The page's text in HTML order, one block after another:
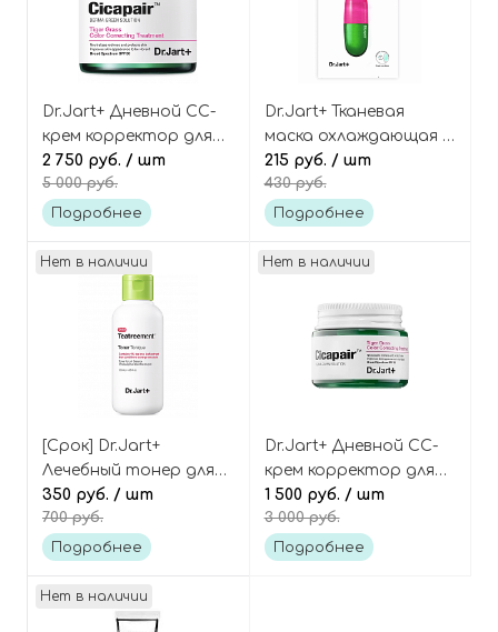
Dr.Jart+ Дневной СС-
крем корректор для
лица с центеллой
азиатской Cicapair
Tiger grass color
SPF30
2 750 руб. / шт
5 000 руб.
Подробнее
Dr.Jart+ Тканевая
маска охлаждающая с
центеллой азиатской
Cicapair tiger grass
calming mask
215 руб. / шт
430 руб.
Подробнее
Нет в наличии
[Срок] Dr.Jart+
Лечебный тонер для
проблемной кожи с
чайным деревом Ctrl-A
Teatreement Toner
350 руб. / шт
700 руб.
Подробнее
Нет в наличии
Dr.Jart+ Дневной СС-
крем корректор для
лица с центеллой
азиатской (мини)
Cicapair Tiger grass
1 500 руб. / шт
3 000 руб.
Подробнее
Нет в наличии